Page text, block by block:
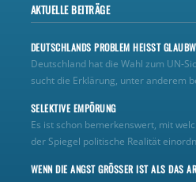
AKTUELLE BEITRÄGE
DEUTSCHLANDS PROBLEM HEISST
Deutschland hat die Wahl zum
sucht die Erklärung, unter anderem
SELEKTIVE EMPÖRUNG
Es ist schon bemerkenswert, mit
der Spiegel politische Realität
WENN DIE ANGST GRÖSSER IST ALS DAS